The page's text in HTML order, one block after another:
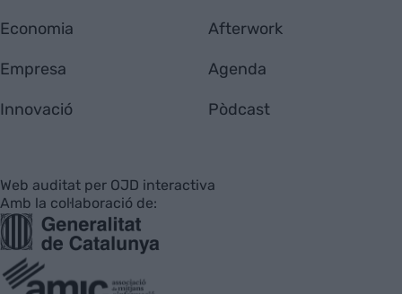
Economia
Empresa
Innovació
Afterwork
Agenda
Pòdcast
Web auditat per OJD interactiva
Amb la col·laboració de: